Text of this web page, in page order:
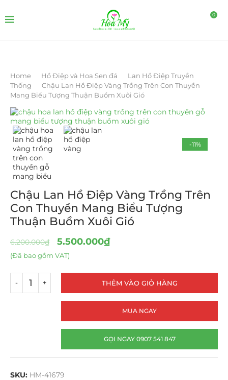
0
Home Hồ Điệp và Hoa Sen đá
Lan Hồ Điệp Truyền
Thống
Chậu Lan Hồ Điệp Vàng Trồng Trên Con Thuyền
Mang Biểu Tượng Thuận Buồm Xuôi Gió
-11%
Chậu Lan Hồ Điệp Vàng Trồng Trên
Con Thuyền Mang Biểu Tượng
Thuận Buồm Xuôi Gió
6.200.000₫ 5.500.000₫
(Đã bao gồm VAT)
THÊM VÀO GIỎ HÀNG
MUA NGAY
GỌI NGAY 0907 541 847
SKU: HM-41679